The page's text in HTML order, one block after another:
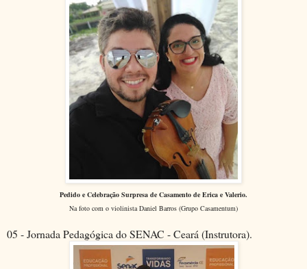
Pedido e Celebração Surpresa de Casamento de Erica e Valerio.
Na foto com o violinista Daniel Barros (Grupo Casamentum)
05 - Jornada Pedagógica do SENAC - Ceará (Instrutora).